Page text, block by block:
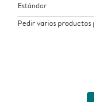
Estándar
Pedir varios productos